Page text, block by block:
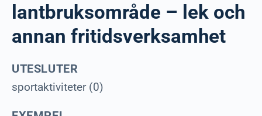
lantbruksområde – lek och
annan fritidsverksamhet
UTESLUTER
sportaktiviteter (0)